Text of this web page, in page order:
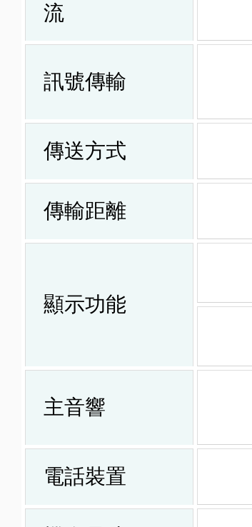
流
訊號傳輸
傳送方式
傳輸距離
顯示功能
主音響
電話裝置